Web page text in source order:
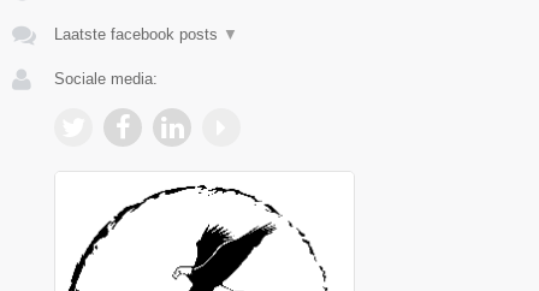
Laatste facebook posts ▼
Sociale media: